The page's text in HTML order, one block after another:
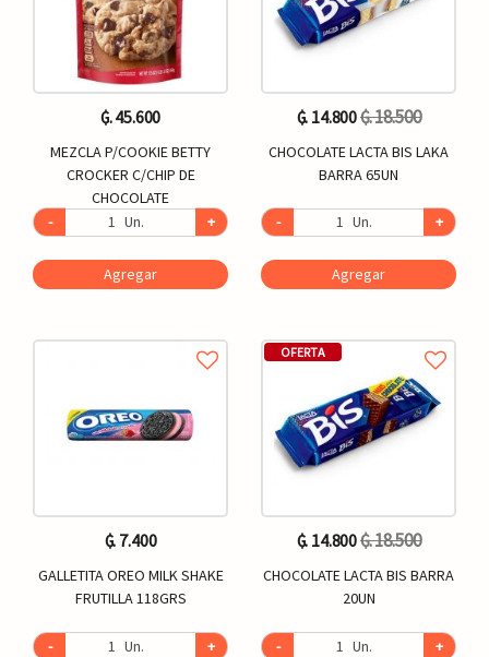
₲. 45.600
MEZCLA P/COOKIE BETTY
CROCKER C/CHIP DE
CHOCOLATE
-
Un. +
Agregar
₲. 7.400
GALLETITA OREO MILK SHAKE
FRUTILLA 118GRS
- Un. +
₲. 14.800₲. 18.500
CHOCOLATE LACTA BIS LAKA
BARRA 65UN
- Un. +
Agregar
OFERTA
₲. 14.800₲. 18.500
CHOCOLATE LACTA BIS BARRA
20UN
- Un. +